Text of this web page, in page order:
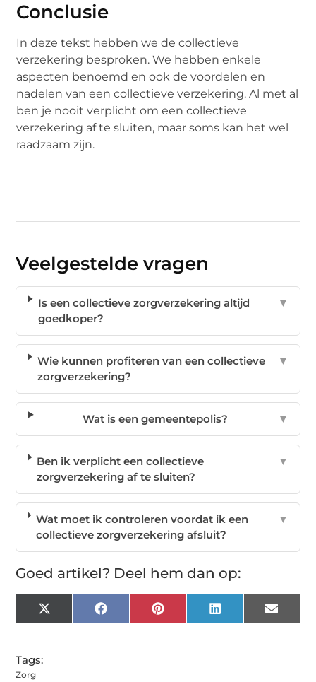
Conclusie
In deze tekst hebben we de collectieve
verzekering besproken. We hebben enkele
aspecten benoemd en ook de voordelen en
nadelen van een collectieve verzekering. Al met al
ben je nooit verplicht om een collectieve
verzekering af te sluiten, maar soms kan het wel
raadzaam zijn.
Veelgestelde vragen
Is een collectieve zorgverzekering altijd
goedkoper?
▼
Wie kunnen profiteren van een collectieve
zorgverzekering?
▼
Wat is een gemeentepolis? ▼
Ben ik verplicht een collectieve
zorgverzekering af te sluiten?
▼
Wat moet ik controleren voordat ik een
collectieve zorgverzekering afsluit?
▼
Goed artikel? Deel hem dan op:
X
(Twitter)
Facebook Pinterest LinkedIn Email
Tags:
Zorg